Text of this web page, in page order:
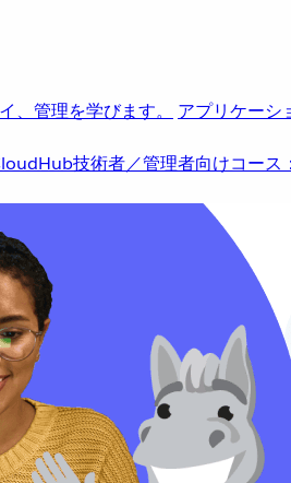
管理を学びます。 アプリケーシ
技術者／管理者向けコー